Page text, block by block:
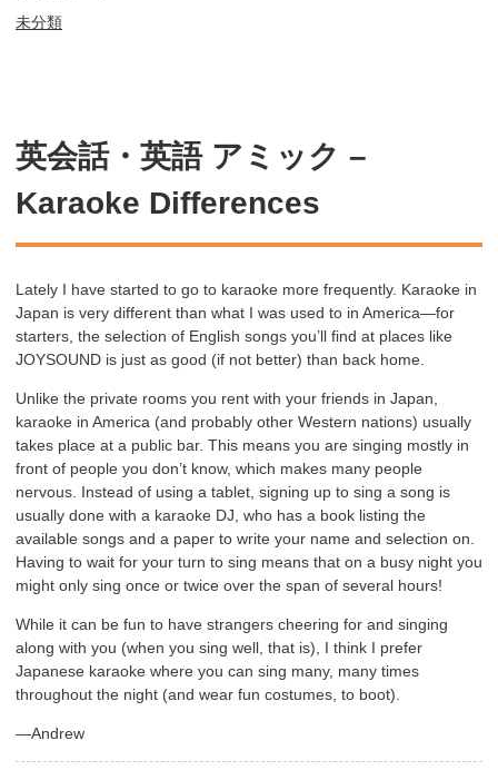
未分類
英会話・英語 アミック –
Karaoke Differences
Lately I have started to go to karaoke more frequently. Karaoke in
Japan is very different than what I was used to in America—for
starters, the selection of English songs you’ll find at places like
JOYSOUND is just as good (if not better) than back home.
Unlike the private rooms you rent with your friends in Japan,
karaoke in America (and probably other Western nations) usually
takes place at a public bar. This means you are singing mostly in
front of people you don’t know, which makes many people
nervous. Instead of using a tablet, signing up to sing a song is
usually done with a karaoke DJ, who has a book listing the
available songs and a paper to write your name and selection on.
Having to wait for your turn to sing means that on a busy night you
might only sing once or twice over the span of several hours!
While it can be fun to have strangers cheering for and singing
along with you (when you sing well, that is), I think I prefer
Japanese karaoke where you can sing many, many times
throughout the night (and wear fun costumes, to boot).
—Andrew